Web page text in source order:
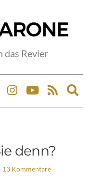
das Revier
denn?
13 Kommentare